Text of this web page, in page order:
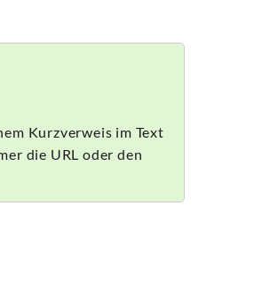
Kurzverweis im Text
die URL oder den